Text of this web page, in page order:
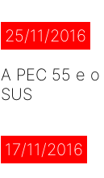
25/11/2016
A PEC 55 e
SUS
17/11/2016